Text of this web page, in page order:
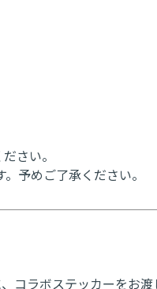
さい。
予めご了承ください。
コラボステッカーをお渡